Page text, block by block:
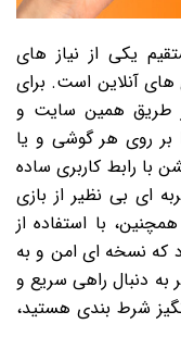
یکی از نیاز های
های آنلاین است. برای
طریق همین سایت و
بر روی هر گوشی و یا
با رابط کاربری ساده
ای بی نظیر از بازی
با استفاده از
که نسخه ای امن و به
به دنبال راهی سریع و
شرط بندی هستید،